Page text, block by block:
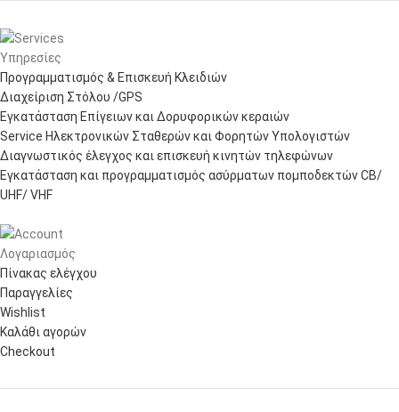
Υπηρεσίες
Προγραμματισμός & Επισκευή Κλειδιών
Διαχείριση Στόλου /GPS
Εγκατάσταση Επίγειων και Δορυφορικών κεραιών
Service Ηλεκτρονικών Σταθερών και Φορητών Υπολογιστών
Διαγνωστικός έλεγχος και επισκευή κινητών τηλεφώνων
Εγκατάσταση και προγραμματισμός ασύρματων πομποδεκτών CB/
UHF/ VHF
Λογαριασμός
Πίνακας ελέγχου
Παραγγελίες
Wishlist
Καλάθι αγορών
Checkout